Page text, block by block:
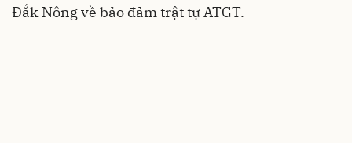
Đắk Nông về bảo đảm trật tự ATGT.